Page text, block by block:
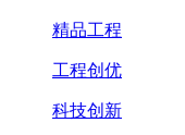
精品工程
工程创优
科技创新